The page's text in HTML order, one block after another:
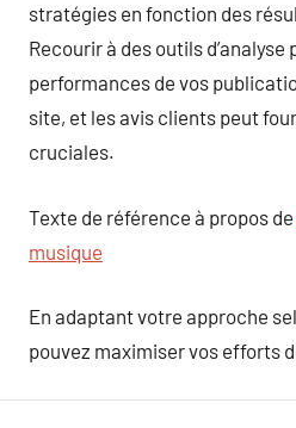
stratégies en fonction des
Recourir à des outils d’analyse
performances de vos
site, et les avis clients peut
cruciales.
Texte de référence à propos de
musique
En adaptant votre approche
pouvez maximiser vos efforts